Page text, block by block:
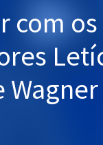
com os
Wagner